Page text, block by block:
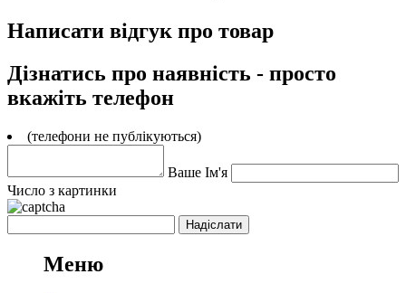
Написати відгук про товар
Дізнатись про наявність - просто
вкажіть телефон
(телефони не публікуються)
Ваше Ім'я
Число з картинки
Меню